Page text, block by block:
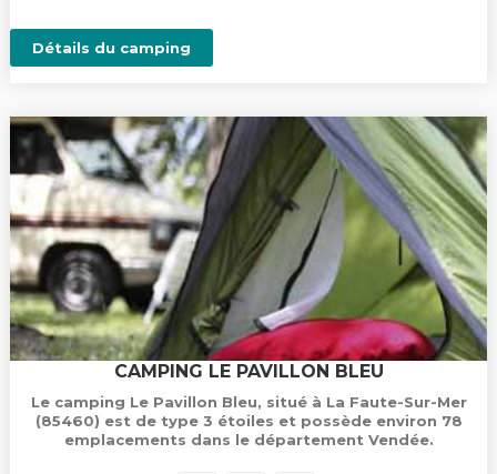
Détails du camping
CAMPING LE PAVILLON BLEU
Le camping Le Pavillon Bleu, situé à La Faute-Sur-Mer
(85460) est de type 3 étoiles et possède environ 78
emplacements dans le département Vendée.